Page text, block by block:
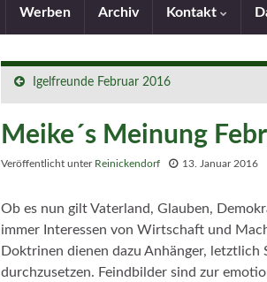
Werben Archiv Kontakt
Igelfreunde Februar 2016
Meike´s Meinung
Veröffentlicht unter Reinickendorf 13. Januar 2016
Ob es nun gilt Vaterland, Glauben,
immer Interessen von Wirtschaft und
Doktrinen dienen dazu Anhänger,
durchzusetzen. Feindbilder sind zur